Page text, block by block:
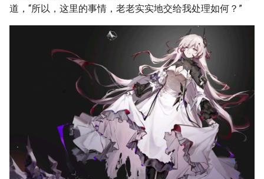
道，“所以，这里的事情，老老实实地交给我处理如何？”